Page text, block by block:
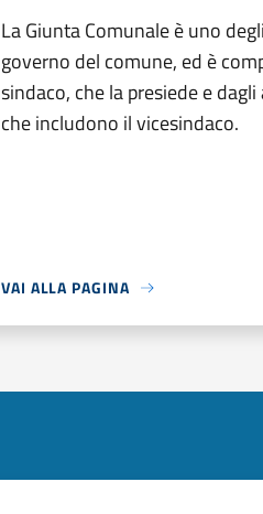
La Giunta Comunale è uno
governo del comune, ed è
sindaco, che la presiede e dagli
che includono il vicesindaco.
VAI ALLA PAGINA